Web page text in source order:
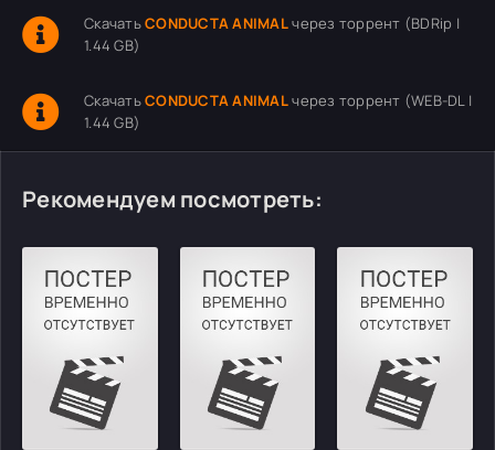
СкачатьCONDUCTA ANIMALчерез торрент (BDRip |
1.44 GB)
СкачатьCONDUCTA ANIMALчерез торрент (WEB-DL |
1.44 GB)
Рекомендуем посмотреть: